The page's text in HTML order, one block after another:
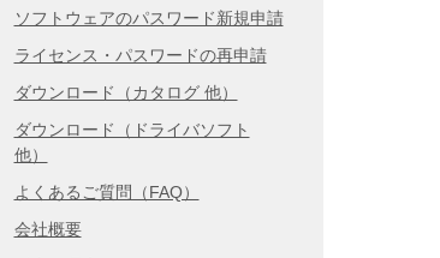
ソフトウェアのパスワード新規申請
ライセンス・パスワードの再申請
ダウンロード（カタログ 他）
ダウンロード（ドライバソフト
他）
よくあるご質問（FAQ）
会社概要